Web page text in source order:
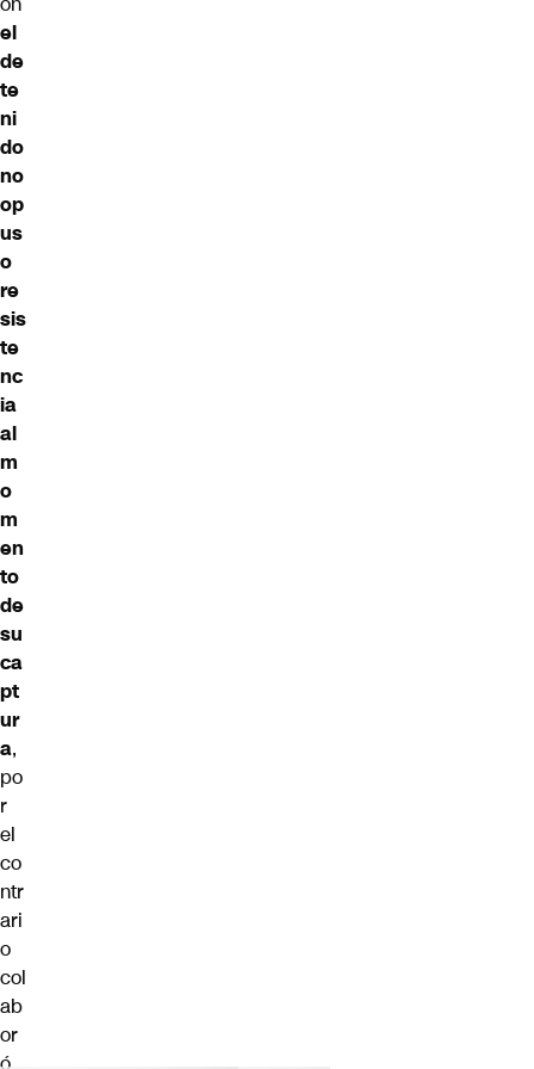
el
de
te
ni
do
no
op
us
o
re
sis
te
nc
ia
al
m
o
m
en
to
de
su
ca
pt
ur
a,
po
r
el
co
ntr
ari
o
col
ab
or
ó